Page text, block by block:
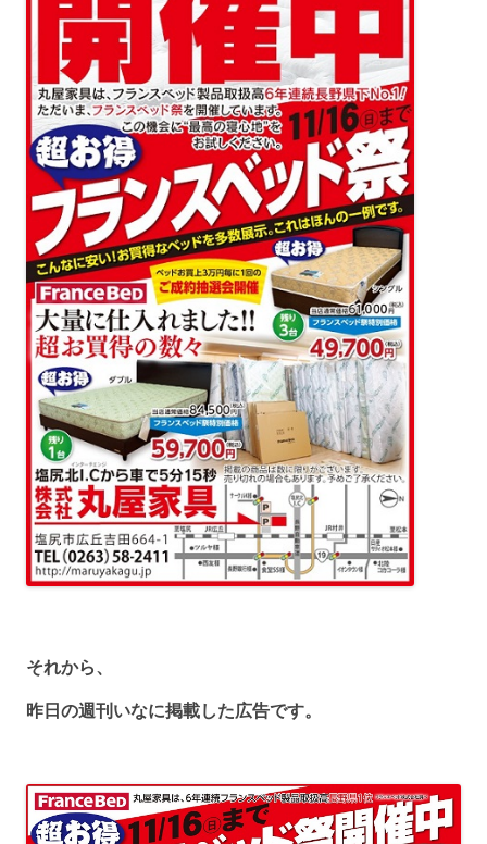
それから、
昨日の週刊いなに掲載した広告です。